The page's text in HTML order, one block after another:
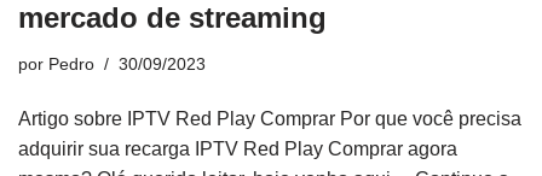
mercado de streaming
por Pedro 30/09/2023
Artigo sobre IPTV Red Play Comprar Por que você precisa
adquirir sua recarga IPTV Red Play Comprar agora